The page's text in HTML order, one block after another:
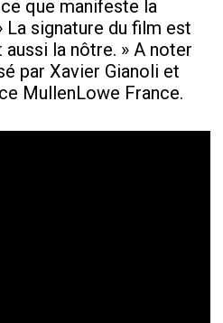
que manifeste la
La signature du film est
aussi la nôtre. » A noter
par Xavier Gianoli et
MullenLowe France.